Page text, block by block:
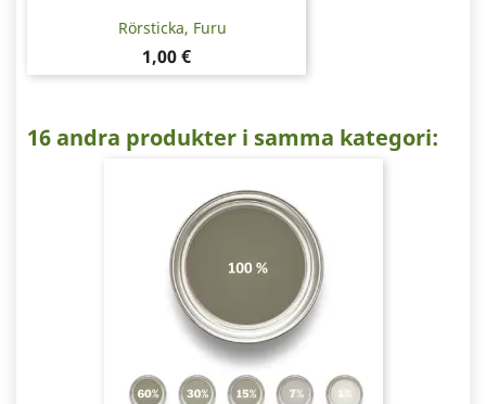
Rörsticka, Furu
Pris
1,00 €
16 andra produkter i samma kategori: